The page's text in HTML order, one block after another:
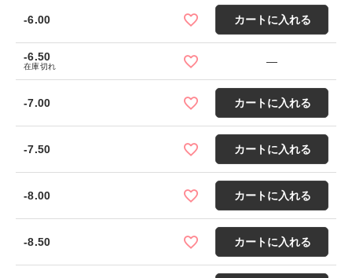
-6.00 カートに入れる
-6.50
在庫切れ —
-7.00 カートに入れる
-7.50 カートに入れる
-8.00 カートに入れる
-8.50 カートに入れる